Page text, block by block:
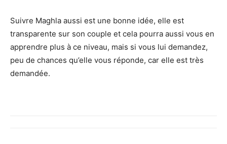
Suivre Maghla aussi est une bonne idée, elle est
transparente sur son couple et cela pourra aussi vous en
apprendre plus à ce niveau, mais si vous lui demandez,
peu de chances qu’elle vous réponde, car elle est très
demandée.